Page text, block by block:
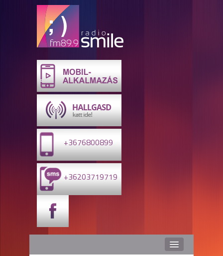
+3676800899
+36203719719